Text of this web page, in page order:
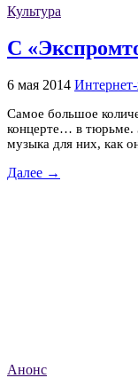
Культура
С
6 мая 2014
Самое большое
концерте… в тюрьме.
музыка для них, как
Далее →
Анонс